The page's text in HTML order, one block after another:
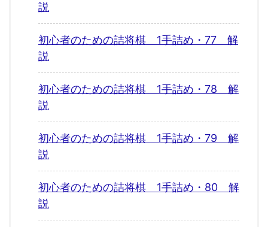
説
初心者のための詰将棋 1手詰め・77 解
説
初心者のための詰将棋 1手詰め・78 解
説
初心者のための詰将棋 1手詰め・79 解
説
初心者のための詰将棋 1手詰め・80 解
説